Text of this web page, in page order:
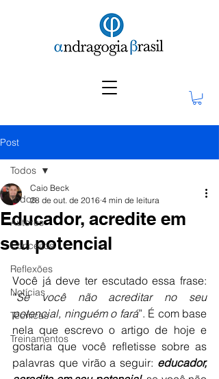
Post
Todos
Autores
Conceitos
Reflexões
Notícias
Técnicas
Treinamentos
Todos
Educador, acredite em
seu potencial
Caio Beck
28 de out. de 2016 4 min de leitura
Você já deve ter escutado essa frase:
“Se você não acreditar no seu
potencial, ninguém o fará”. É com base
nela que escrevo o artigo de hoje e
gostaria que você refletisse sobre as
palavras que virão a seguir: educador,